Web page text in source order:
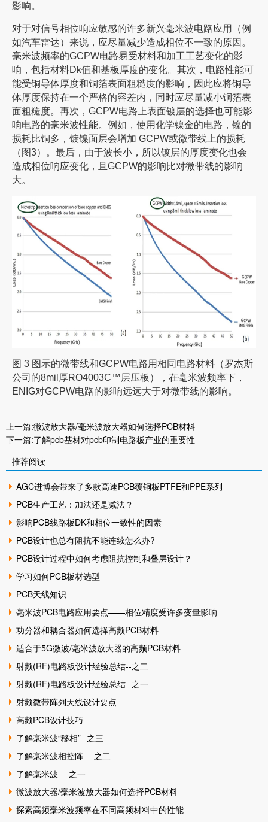
影响。
对于对信号相位响应敏感的许多新兴毫米波电路应用（例
如汽车雷达）来说，应尽量减少造成相位不一致的原因。
毫米波频率的GCPW电路易受材料和加工工艺变化的影
响，包括材料Dk值和基板厚度的变化。其次，电路性能可
能受铜导体厚度和铜箔表面粗糙度的影响，因此应将铜导
体厚度保持在一个严格的容差内，同时应尽量减小铜箔表
面粗糙度。再次，GCPW电路上表面镀层的选择也可能影
响电路的毫米波性能。例如，使用化学镍金的电路，镍的
损耗比铜多，镀镍面层会增加 GCPW或微带线上的损耗
（图3）。最后，由于波长小，所以镀层的厚度变化也会
造成相位响应变化，且GCPW的影响比对微带线的影响
大。
图 3 图示的微带线和GCPW电路用相同电路材料（罗杰斯
公司的8mil厚RO4003C™层压板），在毫米波频率下，
ENIG对GCPW电路的影响远远大于对微带线的影响。
上一篇:微波放大器/毫米波放大器如何选择PCB材料
下一篇:了解pcb基材对pcb印制电路板产业的重要性
推荐阅读
AGC进博会带来了多款高速PCB覆铜板PTFE和PPE系列
PCB生产工艺：加法还是减法？
影响PCB线路板DK和相位一致性的因素
PCB设计也总有阻抗不能连续怎么办?
PCB设计过程中如何考虑阻抗控制和叠层设计？
学习如何PCB板材选型
PCB天线知识
毫米波PCB电路应用要点——相位精度受许多变量影响
功分器和耦合器如何选择高频PCB材料
适合于5G微波/毫米波放大器的高频PCB材料
射频(RF)电路板设计经验总结--之二
射频(RF)电路板设计经验总结--之一
射频微带阵列天线设计要点
高频PCB设计技巧
了解毫米波“移相”--之三
了解毫米波相控阵 -- 之二
了解毫米波 -- 之一
微波放大器/毫米波放大器如何选择PCB材料
探索高频毫米波频率在不同高频材料中的性能